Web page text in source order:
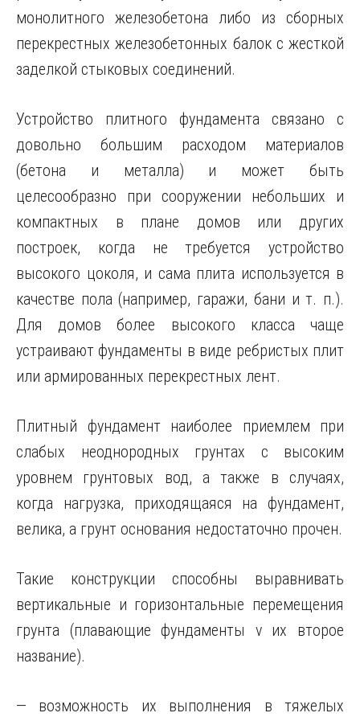
монолитного железобетона либо из сборных
перекрестных железобетонных балок с жесткой
заделкой стыковых соединений.
Устройство плитного фундамента связано с
довольно большим расходом материалов
(бетона и металла) и может быть
целесообразно при сооружении небольших и
компактных в плане домов или других
построек, когда не требуется устройство
высокого цоколя, и сама плита используется в
качестве пола (например, гаражи, бани и т. п.).
Для домов более высокого класса чаще
устраивают фундаменты в виде ребристых плит
или армированных перекрестных лент.
Плитный фундамент наиболее приемлем при
слабых неоднородных грунтах с высоким
уровнем грунтовых вод, а также в случаях,
когда нагрузка, приходящаяся на фундамент,
велика, а грунт основания недостаточно прочен.
Такие конструкции способны выравнивать
вертикальные и горизонтальные перемещения
грунта (плавающие фундаменты v их второе
название).
— возможность их выполнения в тяжелых